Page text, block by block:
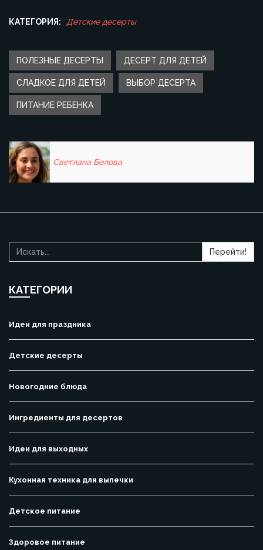
КАТЕГОРИЯ: Детские десерты
ПОЛЕЗНЫЕ ДЕСЕРТЫ ДЕСЕРТ ДЛЯ ДЕТЕЙ
СЛАДКОЕ ДЛЯ ДЕТЕЙ ВЫБОР ДЕСЕРТА
ПИТАНИЕ РЕБЕНКА
Светлана Белова
Перейти!
КАТЕГОРИИ
Идеи для праздника
Детские десерты
Новогодние блюда
Ингредиенты для десертов
Идеи для выходных
Кухонная техника для выпечки
Детское питание
Здоровое питание